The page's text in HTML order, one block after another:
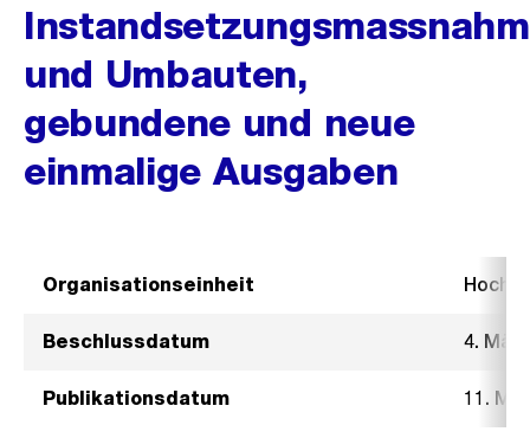
und Umbauten,
gebundene und neue
einmalige Ausgaben
Organisationseinheit
Beschlussdatum 4.
Publikationsdatum 11.